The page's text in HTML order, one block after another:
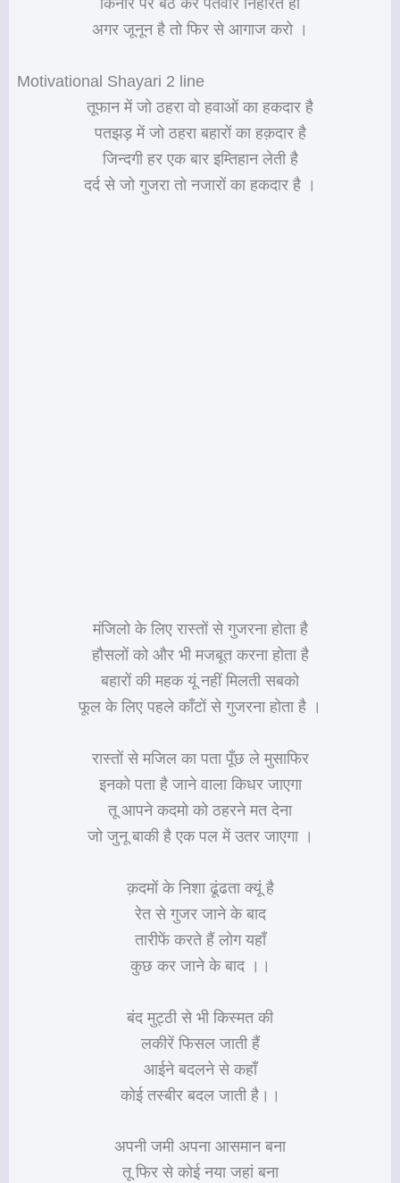
किनारे पर बैठ कर पतवार निहारते हो
अगर जूनून है तो फिर से आगाज करो ।
Motivational Shayari 2 line
तूफान में जो ठहरा वो हवाओं का हकदार है
पतझड़ में जो ठहरा बहारों का हक़दार है
जिन्दगी हर एक बार इम्तिहान लेती है
दर्द से जो गुजरा तो नजारों का हकदार है ।
मंजिलो के लिए रास्तों से गुजरना होता है
हौसलों को और भी मजबूत करना होता है
बहारों की महक यूं नहीं मिलती सबको
फूल के लिए पहले काँटों से गुजरना होता है ।
रास्तों से मजिल का पता पूँछ ले मुसाफिर
इनको पता है जाने वाला किधर जाएगा
तू आपने कदमो को ठहरने मत देना
जो जुनू बाकी है एक पल में उतर जाएगा ।
क़दमों के निशा ढूंढता क्यूं है
रेत से गुजर जाने के बाद
तारीफें करते हैं लोग यहाँ
कुछ कर जाने के बाद ।।
बंद मुट्ठी से भी किस्मत की
लकीरें फिसल जाती हैं
आईने बदलने से कहाँ
कोई तस्बीर बदल जाती है।।
अपनी जमी अपना आसमान बना
तू फिर से कोई नया जहां बना